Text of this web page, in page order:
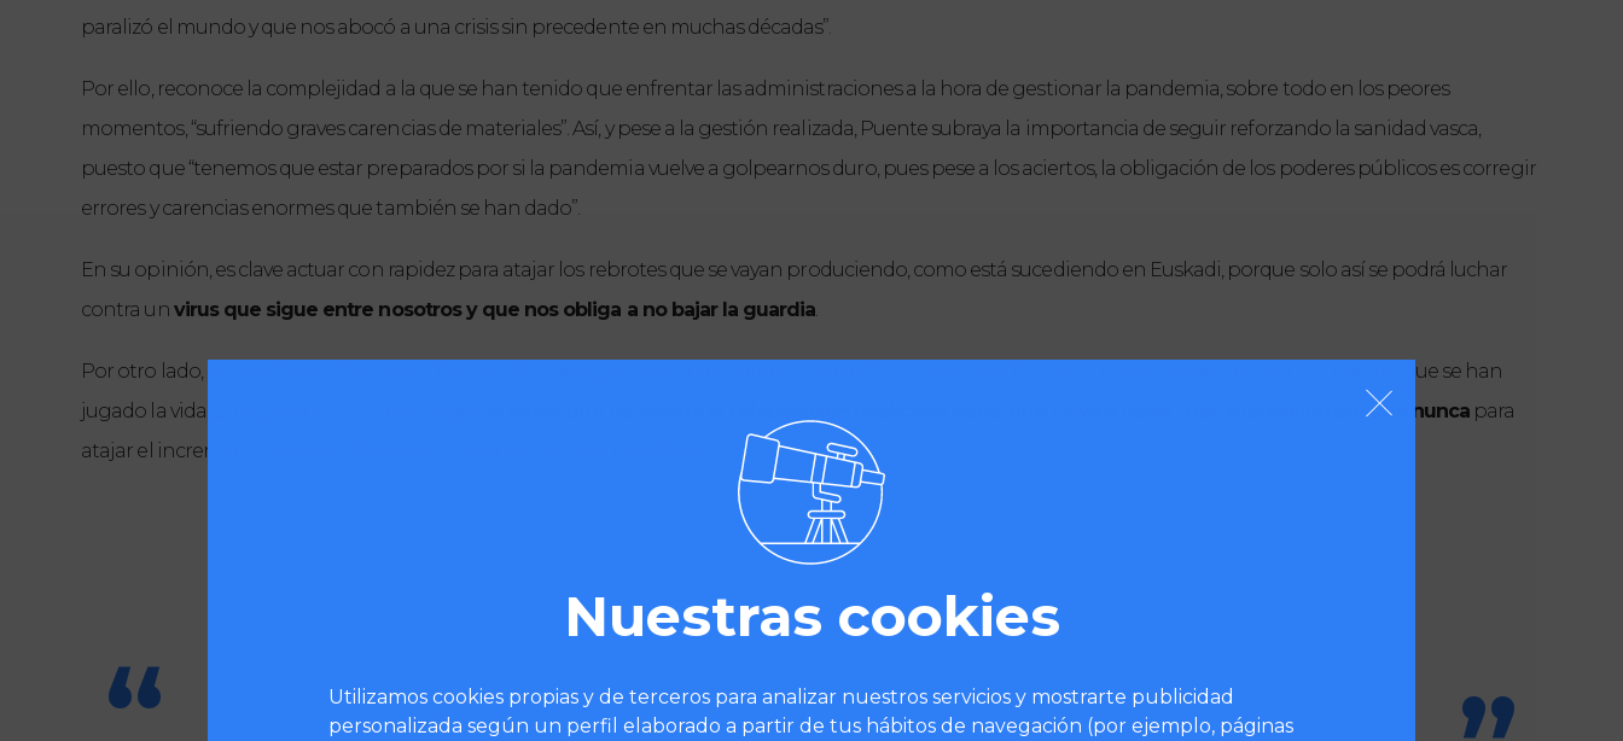
paralizó el mundo y que nos abocó a una crisis sin precedente en muchas décadas”.
Por ello, reconoce la complejidad a la que se han tenido que enfrentar las administraciones a la hora de gestionar la pandemia, sobre todo en los peores
momentos, “sufriendo graves carencias de materiales”. Así, y pese a la gestión realizada, Puente subraya la importancia de seguir reforzando la sanidad vasca,
puesto que “tenemos que estar preparados por si la pandemia vuelve a golpearnos duro, pues pese a los aciertos, la obligación de los poderes públicos es corregir
errores y carencias enormes que también se han dado”.
En su opinión, es clave actuar con rapidez para atajar los rebrotes que se vayan produciendo, como está sucediendo en Euskadi, porque solo así se podrá luchar
contra un virus que sigue entre nosotros y que nos obliga a no bajar la guardia.
Por otro lado, el presidente del Círculo de la Sanidad aboga por seguir contando con todos, comenzando por los profesionales del sector sanitario, que se han
jugado la vida. En este sentido, pone en valor
el papel que ha jugado la colaboración público-privada, que se va a hacer más imprescindible que nunca para
atajar el incremento de listas de espera ocasionados por la pandemia.
comenzando una legislatura marcada por la estabilidad y el consenso para dar esperanza a tanta gente que lo necesita y
Nuestras cookies
Utilizamos cookies propias y de terceros para analizar nuestros servicios y mostrarte publicidad
personalizada según un perfil elaborado a partir de tus hábitos de navegación (por ejemplo, páginas